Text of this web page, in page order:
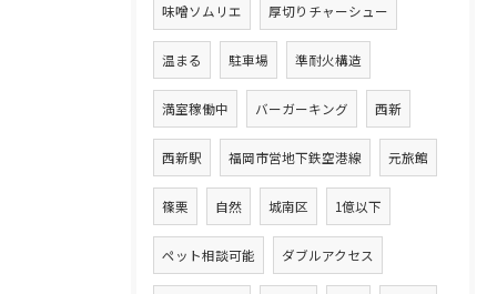
味噌ソムリエ 厚切りチャーシュー
温まる 駐車場 準耐火構造
満室稼働中 バーガーキング 西新
西新駅 福岡市営地下鉄空港線 元旅館
篠栗 自然 城南区 1億以下
ペット相談可能 ダブルアクセス